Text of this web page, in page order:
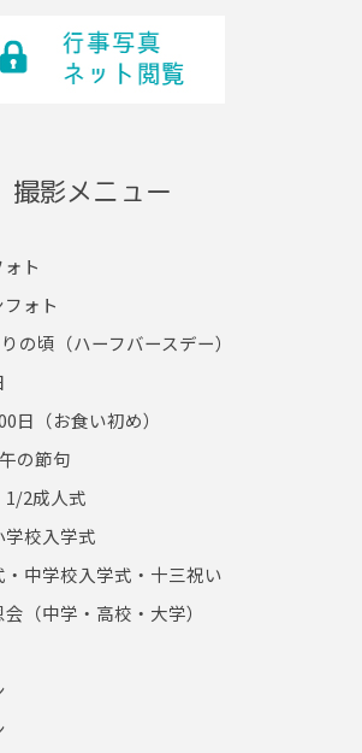
撮影メニュー
ト
ォト
の頃（ハーフバースデー）
日（お食い初め）
の節句
1/2成人式
学校入学式
中学校入学式・十三祝い
（中学・高校・大学）